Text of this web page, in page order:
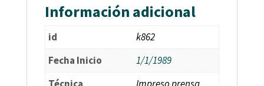
Información adicional
id
k862
Fecha Inicio
1/1/1989